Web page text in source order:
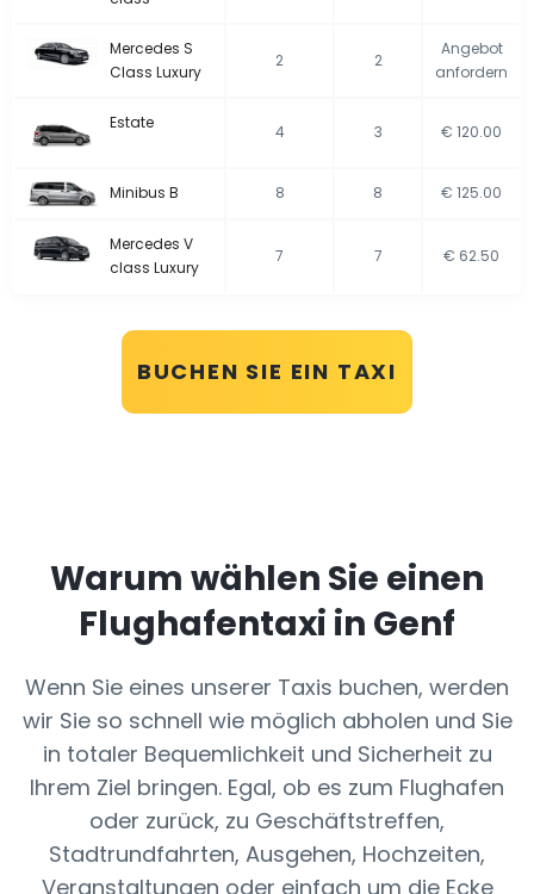
Mercedes S
Class Luxury
2 2
Angebot
anfordern
Estate 4 3 € 120.00
Minibus B 8 8 € 125.00
Mercedes V
class Luxury
7 7 € 62.50
BUCHEN SIE EIN TAXI
Warum wählen Sie einen
Flughafentaxi in Genf
Wenn Sie eines unserer Taxis buchen, werden
wir Sie so schnell wie möglich abholen und Sie
in totaler Bequemlichkeit und Sicherheit zu
Ihrem Ziel bringen. Egal, ob es zum Flughafen
oder zurück, zu Geschäftstreffen,
Stadtrundfahrten, Ausgehen, Hochzeiten,
Veranstaltungen oder einfach um die Ecke